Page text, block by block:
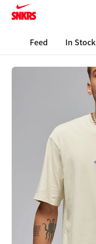
Feed In Stock